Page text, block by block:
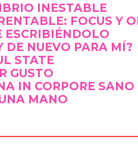
INESTABLE
FOCUS Y
ESCRIBIÉNDOLO
DE NUEVO PARA MÍ?
STATE
GUSTO
IN CORPORE SANO
MANO